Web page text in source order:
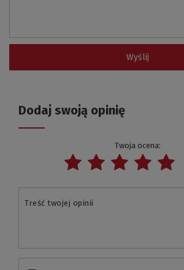
Wyślij
Dodaj swoją opinię
Twoja ocena:
Treść twojej opinii